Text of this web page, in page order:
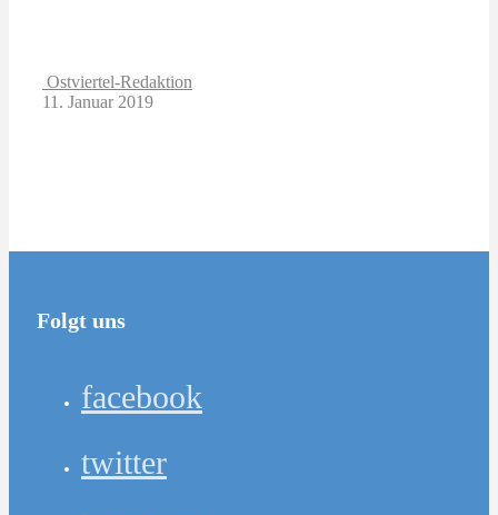
Ostviertel-Redaktion
11. Januar 2019
Folgt uns
facebook
twitter